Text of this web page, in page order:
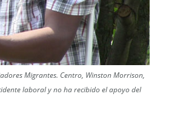
Migrantes. Centro, Winston Morrison,
laboral y no ha recibido el apoyo del